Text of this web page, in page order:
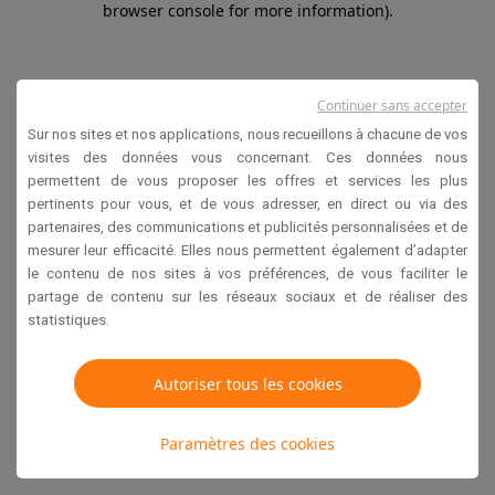
browser console for more information).
Sur nos sites et nos applications, nous recueillons à chacune de vos
visites des données vous concernant. Ces données nous
permettent de vous proposer les offres et services les plus
pertinents pour vous, et de vous adresser, en direct ou via des
partenaires, des communications et publicités personnalisées et de
mesurer leur efficacité. Elles nous permettent également d’adapter
le contenu de nos sites à vos préférences, de vous faciliter le
partage de contenu sur les réseaux sociaux et de réaliser des
statistiques.
Autoriser tous les cookies
Paramètres des cookies
Continuer sans accepter